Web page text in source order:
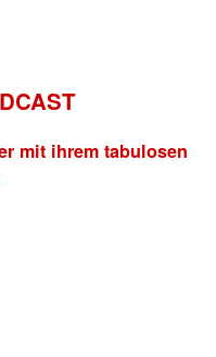
mit ihrem tabulosen